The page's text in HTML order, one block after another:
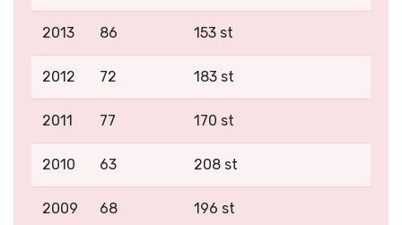
2013 86 153 st
2012 72 183 st
2011 77 170 st
2010 63 208 st
2009 68 196 st